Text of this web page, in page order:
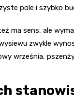
pole i szybko
ma sens, ale
zwykle
września,